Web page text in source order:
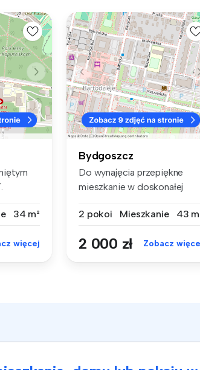
34 m²
więcej
Bydgoszcz
Do wynajęcia przepiękne
mieszkanie w doskonałej
2 pokoi
Mieszkanie 43
2 000 zł Zobacz